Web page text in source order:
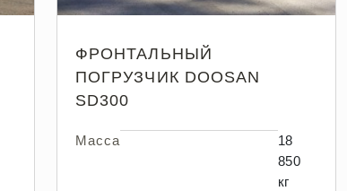
ФРОНТАЛЬНЫЙ
ПОГРУЗЧИК DOOSAN
SD300
Масса
18
850
кг